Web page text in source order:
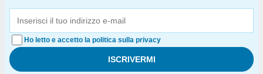
Ho letto e accetto la politica sulla privacy